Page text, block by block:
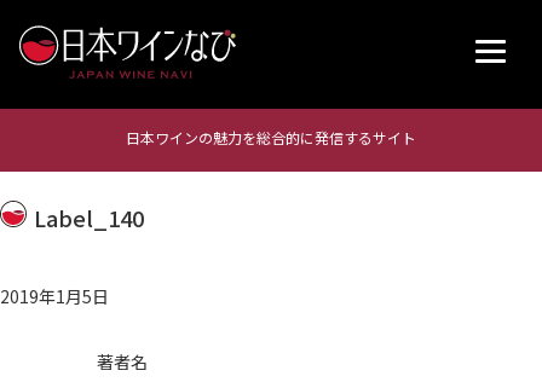
日本ワインの魅力を総合的に発信するサイト
Label_140
2019年1月5日
著者名